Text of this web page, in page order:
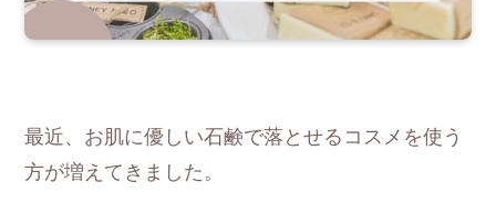
最近、お肌に優しい石鹸で落とせるコスメを使う
方が増えてきました。